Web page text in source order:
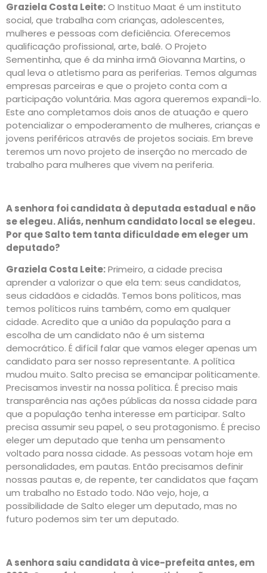
Graziela Costa Leite:O Instituo Maat é um instituto
social, que trabalha com crianças, adolescentes,
mulheres e pessoas com deficiência. Oferecemos
qualificação profissional, arte, balé. O Projeto
Sementinha, que é da minha irmã Giovanna Martins, o
qual leva o atletismo para as periferias. Temos algumas
empresas parceiras e que o projeto conta com a
participação voluntária. Mas agora queremos expandi-lo.
Este ano completamos dois anos de atuação e quero
potencializar o empoderamento de mulheres, crianças e
jovens periféricos através de projetos sociais. Em breve
teremos um novo projeto de inserção no mercado de
trabalho para mulheres que vivem na periferia.
A senhora foi candidata à deputada estadual e não
se elegeu. Aliás, nenhum candidato local se elegeu.
Por que Salto tem tanta dificuldade em eleger um
deputado?
Graziela Costa Leite:Primeiro, a cidade precisa
aprender a valorizar o que ela tem: seus candidatos,
seus cidadãos e cidadãs. Temos bons políticos, mas
temos políticos ruins também, como em qualquer
cidade. Acredito que a união da população para a
escolha de um candidato não é um sistema
democrático. É difícil falar que vamos eleger apenas um
candidato para ser nosso representante. A política
mudou muito. Salto precisa se emancipar politicamente.
Precisamos investir na nossa política. É preciso mais
transparência nas ações públicas da nossa cidade para
que a população tenha interesse em participar. Salto
precisa assumir seu papel, o seu protagonismo. É preciso
eleger um deputado que tenha um pensamento
voltado para nossa cidade. As pessoas votam hoje em
personalidades, em pautas. Então precisamos definir
nossas pautas e, de repente, ter candidatos que façam
um trabalho no Estado todo. Não vejo, hoje, a
possibilidade de Salto eleger um deputado, mas no
futuro podemos sim ter um deputado.
A senhora saiu candidata à vice-prefeita antes, em